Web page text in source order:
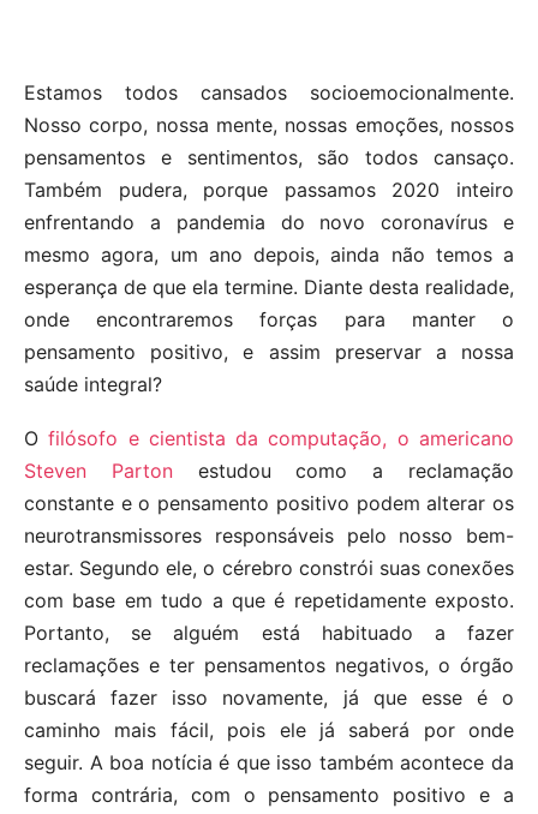
Estamos todos cansados socioemocionalmente.
Nosso corpo, nossa mente, nossas emoções, nossos
pensamentos e sentimentos, são todos cansaço.
Também pudera, porque passamos 2020 inteiro
enfrentando a pandemia do novo coronavírus e
mesmo agora, um ano depois, ainda não temos a
esperança de que ela termine. Diante desta realidade,
onde encontraremos forças para manter o
pensamento positivo, e assim preservar a nossa
saúde integral?
Ofilósofo e cientista da computação, o americano
Steven Partonestudou como a reclamação
constante e o pensamento positivo podem alterar os
neurotransmissores responsáveis pelo nosso bem-
estar. Segundo ele, o cérebro constrói suas conexões
com base em tudo a que é repetidamente exposto.
Portanto, se alguém está habituado a fazer
reclamações e ter pensamentos negativos, o órgão
buscará fazer isso novamente, já que esse é o
caminho mais fácil, pois ele já saberá por onde
seguir. A boa notícia é que isso também acontece da
forma contrária, com o pensamento positivo e a